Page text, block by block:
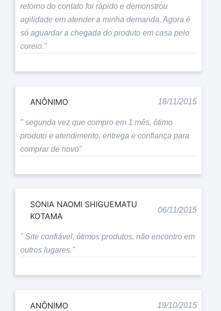
retorno do contato foi rápido e demonstrou
agilidade em atender a minha demanda. Agora é
só aguardar a chegada do produto em casa pelo
coreio."
ANÔNIMO 18/11/2015
" segunda vez que compro em 1 mês, ótimo
produto e atendimento, entrega e confiança para
comprar de novo"
SONIA NAOMI SHIGUEMATU
KOTAMA
06/11/2015
" Site confiável, ótimos produtos, não encontro em
outros lugares."
ANÔNIMO 19/10/2015